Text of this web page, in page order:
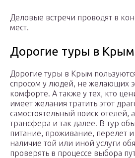
Деловые встречи проводят в
мест.
Дорогие туры в Крым
Дорогие туры в Крым
спросом у людей, не желающих
комфорте. А также у тех, кто
имеет желания тратить этот
самостоятельный поиск отелей,
трансфера и так далее. В тур
питание, проживание, перелет
наличие той или иной услуги
проверять в процессе выбора